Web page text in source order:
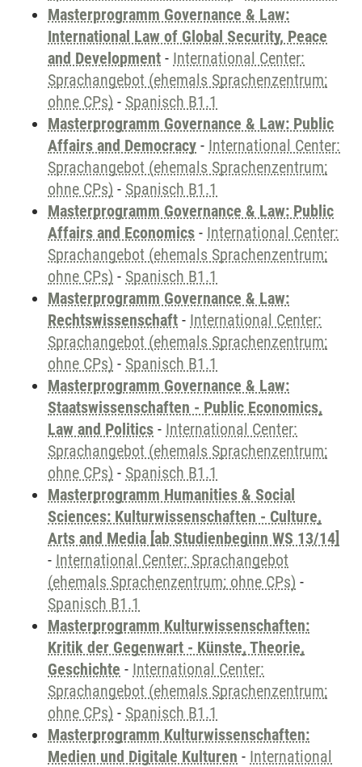
Masterprogramm Governance & Law:
International Law of Global Security, Peace
and Development - International Center:
Sprachangebot (ehemals Sprachenzentrum;
ohne CPs) - Spanisch B1.1
Masterprogramm Governance & Law: Public
Affairs and Democracy - International Center:
Sprachangebot (ehemals Sprachenzentrum;
ohne CPs) - Spanisch B1.1
Masterprogramm Governance & Law: Public
Affairs and Economics - International Center:
Sprachangebot (ehemals Sprachenzentrum;
ohne CPs) - Spanisch B1.1
Masterprogramm Governance & Law:
Rechtswissenschaft - International Center:
Sprachangebot (ehemals Sprachenzentrum;
ohne CPs) - Spanisch B1.1
Masterprogramm Governance & Law:
Staatswissenschaften - Public Economics,
Law and Politics - International Center:
Sprachangebot (ehemals Sprachenzentrum;
ohne CPs) - Spanisch B1.1
Masterprogramm Humanities & Social
Sciences: Kulturwissenschaften - Culture,
Arts and Media [ab Studienbeginn WS 13/14]
- International Center: Sprachangebot
(ehemals Sprachenzentrum; ohne CPs) -
Spanisch B1.1
Masterprogramm Kulturwissenschaften:
Kritik der Gegenwart - Künste, Theorie,
Geschichte - International Center:
Sprachangebot (ehemals Sprachenzentrum;
ohne CPs) - Spanisch B1.1
Masterprogramm Kulturwissenschaften:
Medien und Digitale Kulturen - International